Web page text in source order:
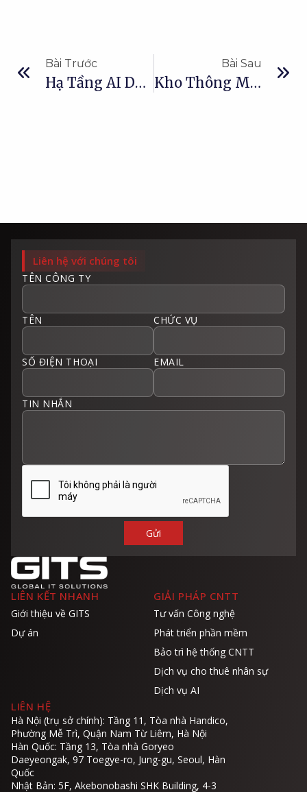
Bài Trước
Hạ Tầng AI Doanh Nghiệp: Nền Tảng Cho AI Transformation
Bài Sau
Kho Thông Minh: RFID Và AI Agent Thúc Đẩy Tự Động Hóa Kho Vận
Liên hệ với chúng tôi
TÊN CÔNG TY
TÊN CHỨC VỤ
SỐ ĐIỆN THOẠI EMAIL
TIN NHẮN
LIÊN KẾT NHANH
Giới thiệu về GITS
Dự án
GIẢI PHÁP CNTT
Tư vấn Công nghệ
Phát triển phần mềm
Bảo trì hệ thống CNTT
Dịch vụ cho thuê nhân sự
Dịch vụ AI
LIÊN HỆ
Hà Nội (trụ sở chính): Tầng 11, Tòa nhà Handico,
Phường Mễ Trì, Quận Nam Từ Liêm, Hà Nội
Hàn Quốc: Tầng 13, Tòa nhà Goryeo
Daeyeongak, 97 Toegye-ro, Jung-gu, Seoul, Hàn
Quốc
Nhật Bản: 5F, Akebonobashi SHK Building, 4-3